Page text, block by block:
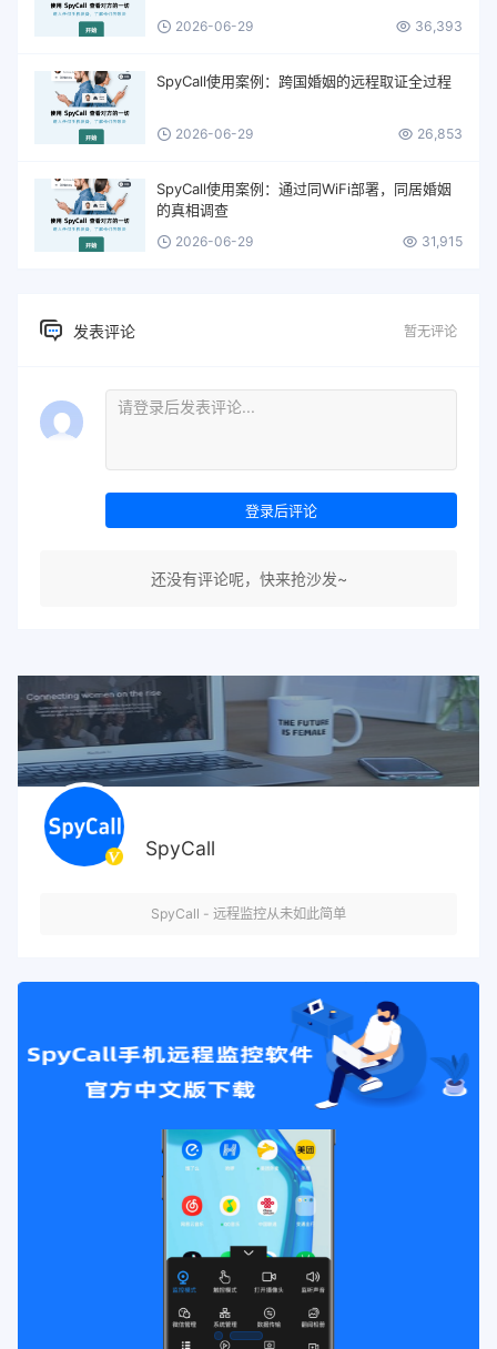
2026-06-29 36,393
SpyCall使用案例：跨国婚姻的远程取证全过程
2026-06-29 26,853
SpyCall使用案例：通过同WiFi部署，同居婚姻
的真相调查
2026-06-29 31,915
发表评论 暂无评论
登录后评论
还没有评论呢，快来抢沙发~
SpyCall
SpyCall - 远程监控从未如此简单